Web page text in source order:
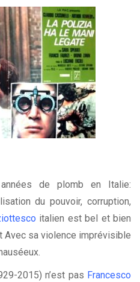
de plomb en Italie:
du pouvoir, corruption,
italien est bel et bien
Avec sa violence imprévisible
2015) n’est pas Francesco